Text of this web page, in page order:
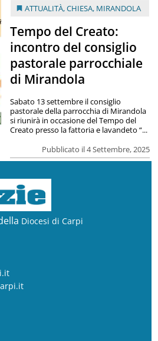
ATTUALITÀ,CHIESA, MIRANDOLA
Tempo del Creato:
incontro del consiglio
pastorale parrocchiale
di Mirandola
Pubblicato il 4 Settembre, 2025
Sabato 13 settembre il consiglio
pastorale della parrocchia di Mirandola
si riunirà in occasione del Tempo del
Creato presso la fattoria e lavandeto “...
Diocesi di Carpi